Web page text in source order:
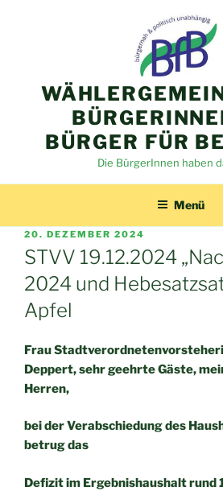
BÜRGER FÜR
Die BürgerInnen haben
Menü
VERÖFFENTLICHT
AM
20. DEZEMBER 2024
STVV 19.12.2024
2024 und
Apfel
Frau
Deppert, sehr geehrte Gäste,
Herren,
bei der Verabschiedung des
betrug das
Defizit im Ergebnishaushalt rund